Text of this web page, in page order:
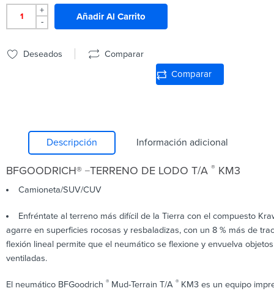
+
-
Añadir Al Carrito
Deseados Comparar
Comparar
Descripción Información adicional
BFGOODRICH® TERRENO DE LODO T/A ® KM3
Camioneta/SUV/CUV
Enfréntate al terreno más difícil de la Tierra con el compuesto
agarre en superficies rocosas y resbaladizas, con un 8 % más de
flexión lineal permite que el neumático se flexione y envuelva
ventiladas.
El neumático BFGoodrich ® Mud-Terrain T/A ® KM3 es un equipo